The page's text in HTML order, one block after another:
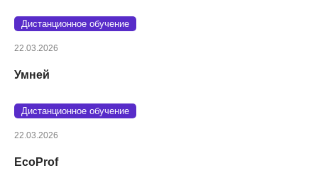
Дистанционное обучение
22.03.2026
Умней
Дистанционное обучение
22.03.2026
EcoProf